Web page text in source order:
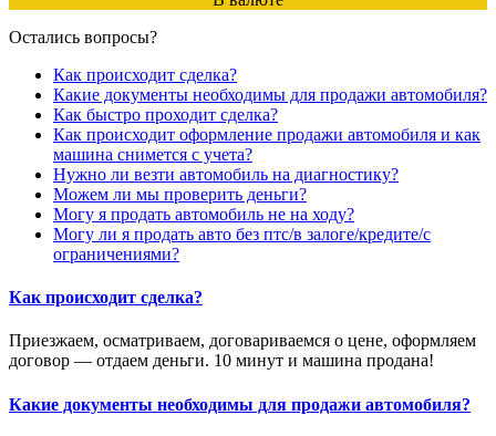
Остались вопросы?
Как происходит сделка?
Какие документы необходимы для продажи автомобиля?
Как быстро проходит сделка?
Как происходит оформление продажи автомобиля и как
машина снимется с учета?
Нужно ли везти автомобиль на диагностику?
Можем ли мы проверить деньги?
Могу я продать автомобиль не на ходу?
Могу ли я продать авто без птс/в залоге/кредите/с
ограничениями?
Как происходит сделка?
Приезжаем, осматриваем, договариваемся о цене, оформляем
договор — отдаем деньги. 10 минут и машина продана!
Какие документы необходимы для продажи автомобиля?